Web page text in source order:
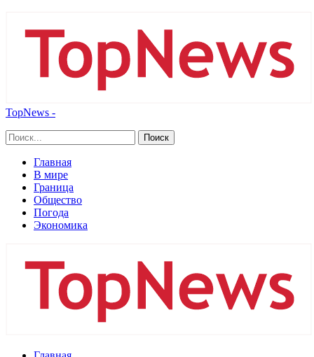
TopNews -
Главная
В мире
Граница
Общество
Погода
Экономика